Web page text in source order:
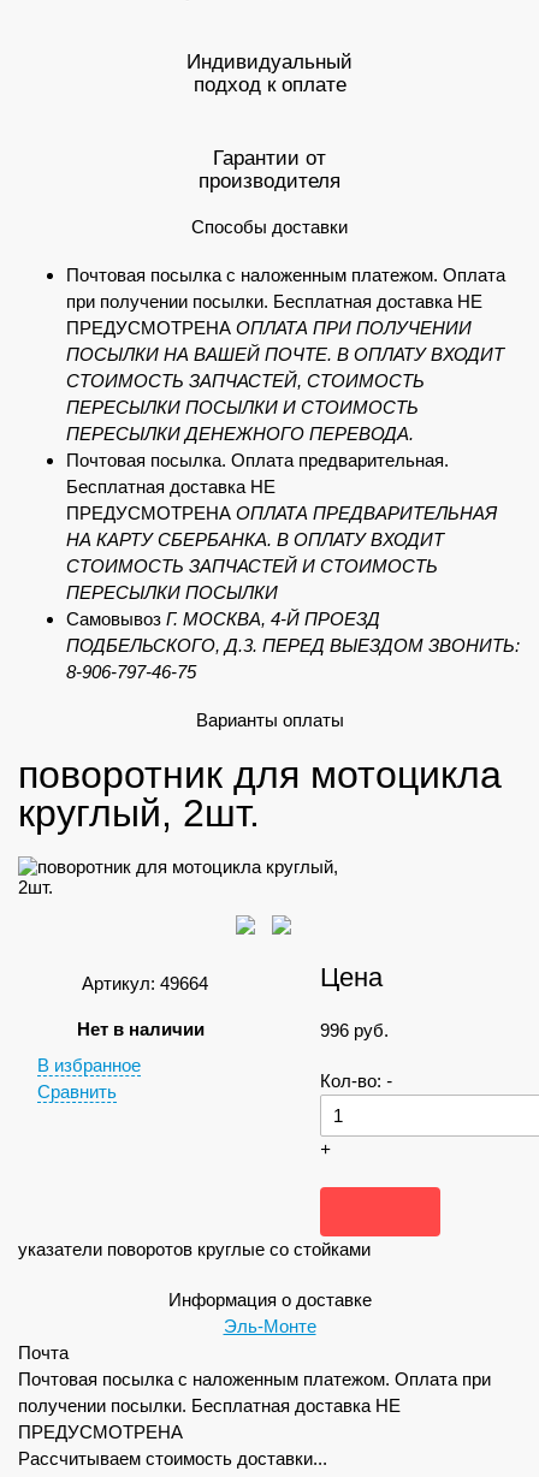
Индивидуальный
подход к оплате
Гарантии от
производителя
Способы доставки
Почтовая посылка с наложенным платежом. Оплата
при получении посылки. Бесплатная доставка НЕ
ПРЕДУСМОТРЕНА ОПЛАТА ПРИ ПОЛУЧЕНИИ
ПОСЫЛКИ НА ВАШЕЙ ПОЧТЕ. В ОПЛАТУ ВХОДИТ
СТОИМОСТЬ ЗАПЧАСТЕЙ, СТОИМОСТЬ
ПЕРЕСЫЛКИ ПОСЫЛКИ И СТОИМОСТЬ
ПЕРЕСЫЛКИ ДЕНЕЖНОГО ПЕРЕВОДА.
Почтовая посылка. Оплата предварительная.
Бесплатная доставка НЕ
ПРЕДУСМОТРЕНА ОПЛАТА ПРЕДВАРИТЕЛЬНАЯ
НА КАРТУ СБЕРБАНКА. В ОПЛАТУ ВХОДИТ
СТОИМОСТЬ ЗАПЧАСТЕЙ И СТОИМОСТЬ
ПЕРЕСЫЛКИ ПОСЫЛКИ
Самовывоз Г. МОСКВА, 4-Й ПРОЕЗД
ПОДБЕЛЬСКОГО, Д.3. ПЕРЕД ВЫЕЗДОМ ЗВОНИТЬ:
8-906-797-46-75
Варианты оплаты
поворотник для мотоцикла
круглый, 2шт.
Артикул: 49664
Нет в наличии
В избранное
Сравнить
Цена
996 руб.
Кол-во: -
+
указатели поворотов круглые со стойками
Информация о доставке
Эль-Монте
Почта
Почтовая посылка с наложенным платежом. Оплата при
получении посылки. Бесплатная доставка НЕ
ПРЕДУСМОТРЕНА
Рассчитываем стоимость доставки...